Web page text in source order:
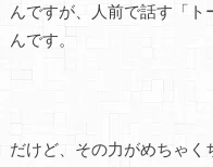
んですが、人前で話す「
んです。
だけど、その力がめちゃく